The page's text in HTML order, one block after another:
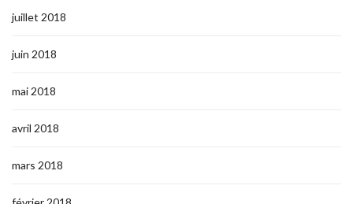
juillet 2018
juin 2018
mai 2018
avril 2018
mars 2018